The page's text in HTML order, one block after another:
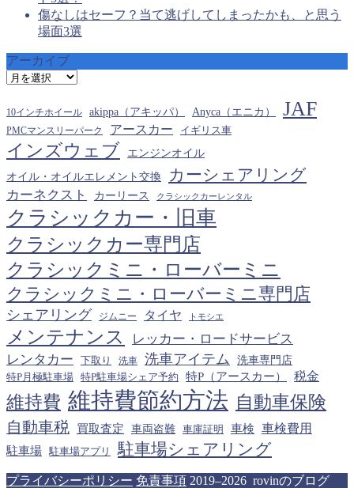
傷なしはセーフ？当て逃げしてしまったかも、と思う
場面3選
アーカイブ
ア
カ
イ
ブ
10インチホイール akippa（アキッパ） Anyca（エニカ） JAF
PMCマンスリーパーク アースカー イギリス車
インズウェブ エンジンオイル
オイル・オイルエレメント交換 カーシェアリング
カーネクスト カーリース クラシックカーレンタル
クラシックカー・旧車
クラシックカー専門店
クラシックミニ・ローバーミニ
クラシックミニ・ローバーミニ専門店
シェアリング ジムニー タイヤ トモシエ
メンテナンス
レッカー・ロードサービス
レンタカー
下取り 洗車 洗車アイテム
洗車専門店
特P月極駐車場
特P駐車場シェア予約 特P（アースカー） 税金
維持費 維持費節約方法 自動車保険
自動車税 買取査定 車両盗難 車庫証明 車検 車検費用
駐車場 駐車場アプリ 駐車場シェアリング
プライバシーポリシー 免責事項 2019–2026 rovinのブログ